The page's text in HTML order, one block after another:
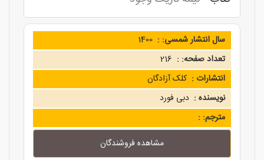
سال انتشار شمسی: : 1400
تعداد صفحه: : 216
انتشارات : کلک آزادگان
نویسنده : دبی فورد
مترجم: :
مشاهده فروشندگان